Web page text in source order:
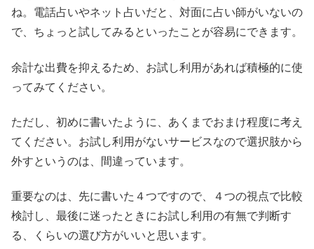
ね。電話占いやネット占いだと、対面に占い師がいないの
で、ちょっと試してみるといったことが容易にできます。
余計な出費を抑えるため、お試し利用があれば積極的に使
ってみてください。
ただし、初めに書いたように、あくまでおまけ程度に考え
てください。お試し利用がないサービスなので選択肢から
外すというのは、間違っています。
重要なのは、先に書いた４つですので、４つの視点で比較
検討し、最後に迷ったときにお試し利用の有無で判断す
る、くらいの選び方がいいと思います。